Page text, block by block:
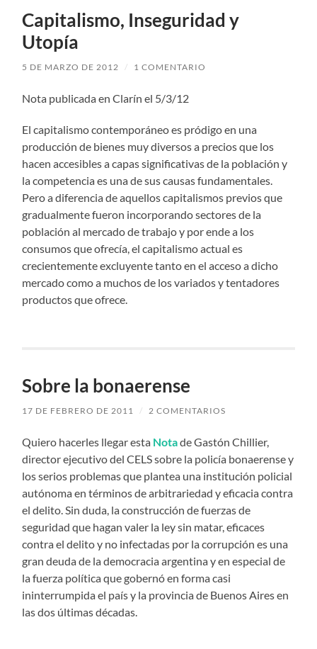
Capitalismo, Inseguridad y
Utopía
5 DE MARZO DE 2012 / 1 COMENTARIO
Nota publicada en Clarín el 5/3/12
El capitalismo contemporáneo es pródigo en una
producción de bienes muy diversos a precios que los
hacen accesibles a capas significativas de la población y
la competencia es una de sus causas fundamentales.
Pero a diferencia de aquellos capitalismos previos que
gradualmente fueron incorporando sectores de la
población al mercado de trabajo y por ende a los
consumos que ofrecía, el capitalismo actual es
crecientemente excluyente tanto en el acceso a dicho
mercado como a muchos de los variados y tentadores
productos que ofrece.
Sobre la bonaerense
17 DE FEBRERO DE 2011 / 2 COMENTARIOS
Quiero hacerles llegar esta Notade Gastón Chillier,
director ejecutivo del CELS sobre la policía bonaerense y
los serios problemas que plantea una institución policial
autónoma en términos de arbitrariedad y eficacia contra
el delito. Sin duda, la construcción de fuerzas de
seguridad que hagan valer la ley sin matar, eficaces
contra el delito y no infectadas por la corrupción es una
gran deuda de la democracia argentina y en especial de
la fuerza política que gobernó en forma casi
ininterrumpida el país y la provincia de Buenos Aires en
las dos últimas décadas.